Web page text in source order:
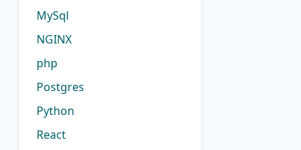
MySql
NGINX
php
Postgres
Python
React